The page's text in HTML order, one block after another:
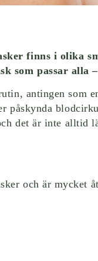
finns i olika
som passar alla
antingen som
påskynda
det är inte alltid
och är mycket